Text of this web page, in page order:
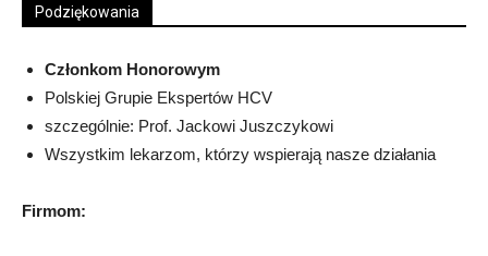
Podziękowania
Członkom Honorowym
Polskiej Grupie Ekspertów HCV
szczególnie: Prof. Jackowi Juszczykowi
Wszystkim lekarzom, którzy wspierają nasze działania
Firmom: